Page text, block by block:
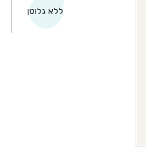
ללא גלוטן